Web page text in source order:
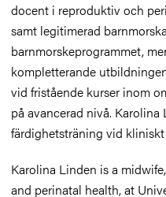
och traditioner
docent i reproduktiv och
samt legitimerad
barnmorskeprogrammet,
kompletterande
vid fristående kurser inom
på avancerad nivå.
färdighetsträning vid
Karolina Linden is a
and perinatal health, at